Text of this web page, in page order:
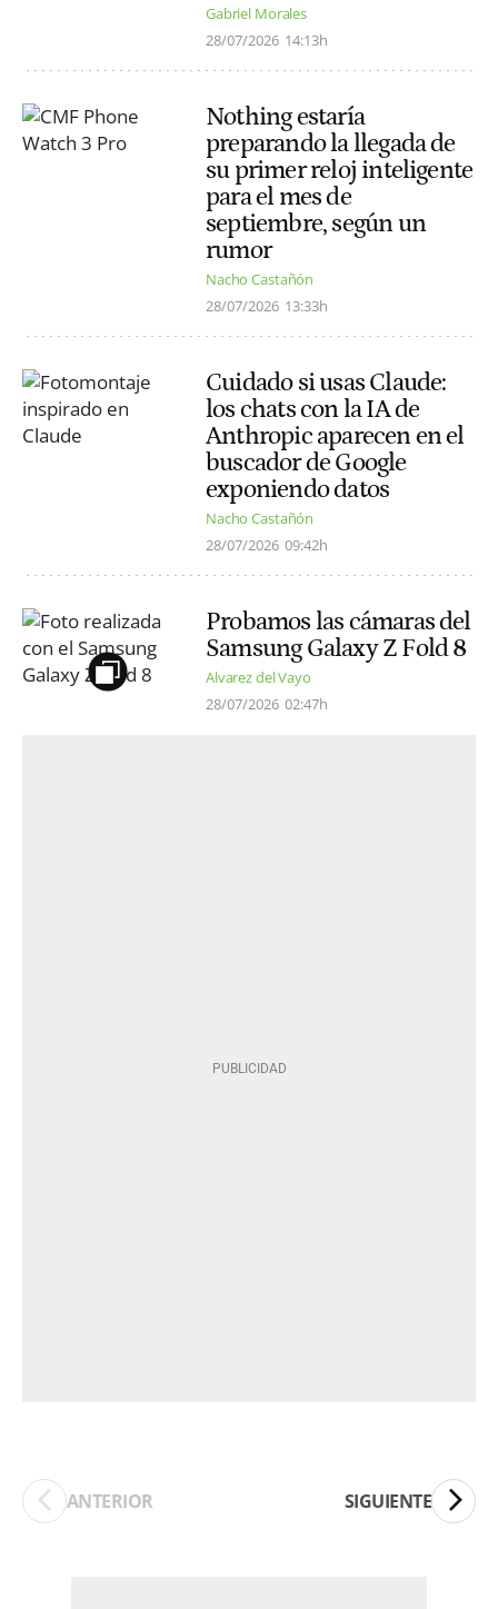
Gabriel Morales
28/07/2026 14:13h
Nothing estaría
preparando la llegada de
su primer reloj inteligente
para el mes de
septiembre, según un
rumor
Nacho Castañón
28/07/2026 13:33h
Cuidado si usas Claude:
los chats con la IA de
Anthropic aparecen en el
buscador de Google
exponiendo datos
Nacho Castañón
28/07/2026 09:42h
Probamos las cámaras del
Samsung Galaxy Z Fold 8
Alvarez del Vayo
28/07/2026 02:47h
ANTERIOR SIGUIENTE